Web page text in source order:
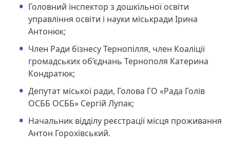
Головний інспектор з дошкільної освіти
управління освіти і науки міськради Ірина
Антонюк;
Член Ради бізнесу Тернопілля, член Коаліції
громадських об’єднань Тернополя Катерина
Кондратюк;
Депутат міської ради, Голова ГО «Рада Голів
ОСББ ОСББ» Сергій Лупак;
Начальник відділу реєстрації місця проживання
Антон Горохівський.